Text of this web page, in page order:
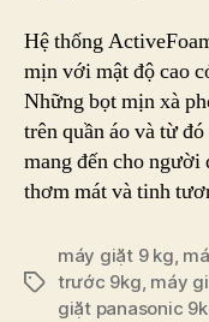
Hệ thống
mịn với mật độ cao
Những bọt mịn xà
trên quần áo và từ
mang đến cho người
thơm mát và tinh
Tags
máy giặt 9 kg,
trước 9kg, máy
giặt panasonic